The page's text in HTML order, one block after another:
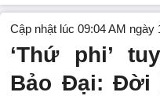
Cập nhật lúc 09:04 AM ngày
‘Thứ phi’
Bảo Đại: Đời